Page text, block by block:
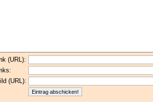
(URL):
(URL):